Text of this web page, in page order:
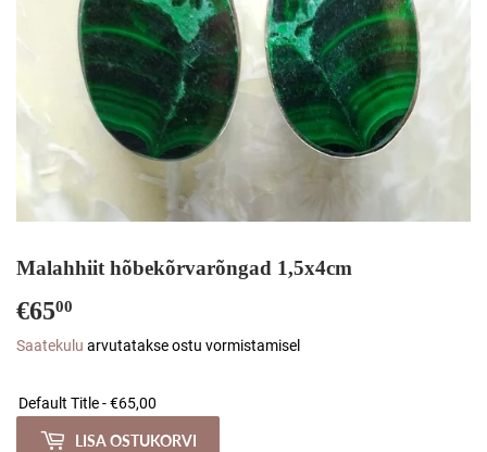
Malahhiit hõbekõrvarõngad 1,5x4cm
€6500
Saatekulu arvutatakse ostu vormistamisel
LISA OSTUKORVI